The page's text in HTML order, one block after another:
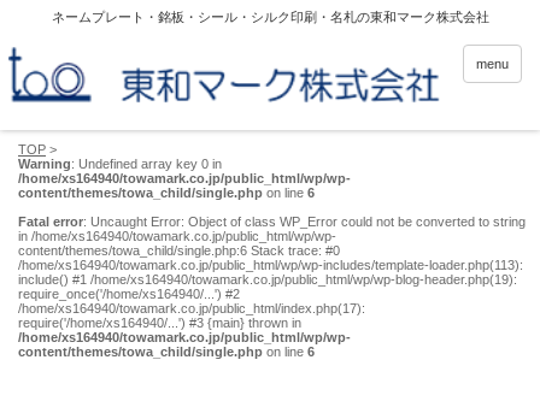
ネームプレート・銘板・シール・シルク印刷・名札の東和マーク株式会社
menu
TOP >
Warning: Undefined array key 0 in
/home/xs164940/towamark.co.jp/public_html/wp/wp-
content/themes/towa_child/single.php on line 6
Fatal error: Uncaught Error: Object of class WP_Error could not be converted to string
in /home/xs164940/towamark.co.jp/public_html/wp/wp-
content/themes/towa_child/single.php:6 Stack trace: #0
/home/xs164940/towamark.co.jp/public_html/wp/wp-includes/template-loader.php(113):
include() #1 /home/xs164940/towamark.co.jp/public_html/wp/wp-blog-header.php(19):
require_once('/home/xs164940/...') #2
/home/xs164940/towamark.co.jp/public_html/index.php(17):
require('/home/xs164940/...') #3 {main} thrown in
/home/xs164940/towamark.co.jp/public_html/wp/wp-
content/themes/towa_child/single.php on line 6